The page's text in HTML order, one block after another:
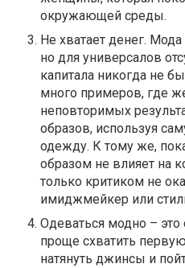
окружающей среды.
Не хватает денег.
но для универсалов
капитала никогда не
много примеров, где
неповторимых
образов, используя
одежду. К тому же,
образом не влияет на
только критиком не
имиджмейкер или
Одеваться модно –
проще схватить
натянуть джинсы и